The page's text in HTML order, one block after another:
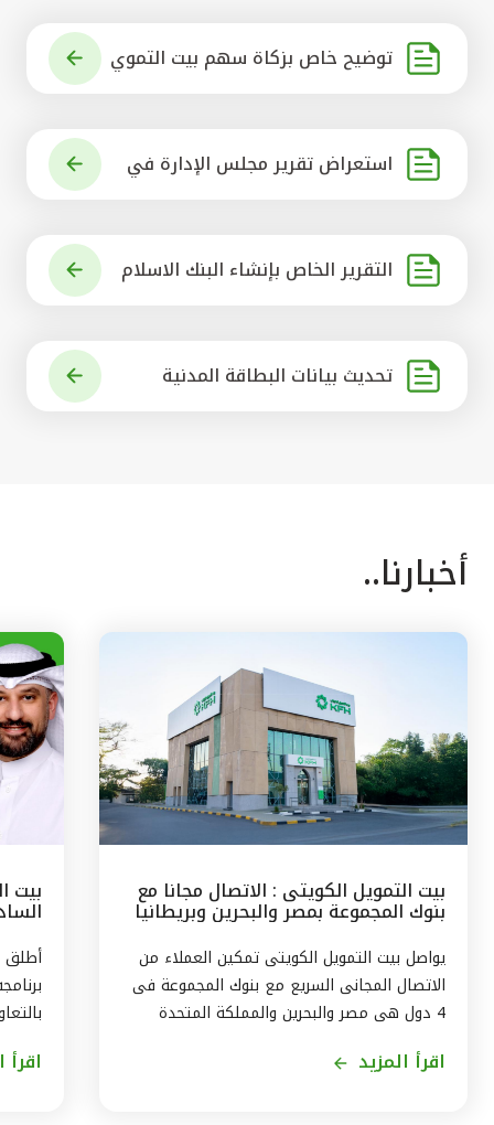
توضيح خاص بزكاة سهم بيت التموي
استعراض تقرير مجلس الإدارة في
التقرير الخاص بإنشاء البنك الاسلام
تحديث بيانات البطاقة المدنية
أخبارنا..
بيت التمويل الكويتى : الاتصال مجانا مع
بنوك المجموعة بمصر والبحرين وبريطانيا
وتركيا
يواصل بيت التمويل الكويتى تمكين العملاء من
الاتصال المجانى السريع مع بنوك المجموعة فى
4 دول هى مصر والبحرين والمملكة المتحدة
اقرأ المزيد
بيت
أطلق
اقرأ